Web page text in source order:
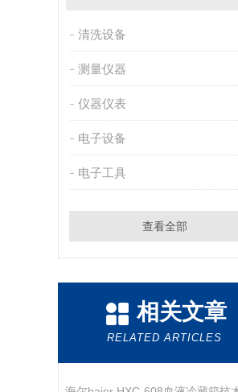
清洗设备
测量仪器
仪器仪表
电子设备
电子工具
查看全部
相关文章
RELATED ARTICLES